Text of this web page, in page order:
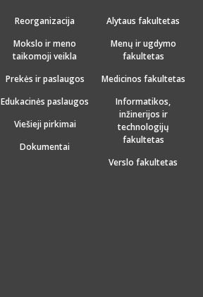
Reorganizacija
Mokslo ir meno
taikomoji veikla
Prekės ir paslaugos
Edukacinės paslaugos
Viešieji pirkimai
Dokumentai
Alytaus fakultetas
Menų ir ugdymo
fakultetas
Medicinos fakultetas
Informatikos,
inžinerijos ir
technologijų
fakultetas
Verslo fakultetas